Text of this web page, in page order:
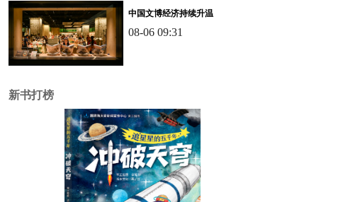
中国文博经济持续升温
08-06 09:31
新书打榜